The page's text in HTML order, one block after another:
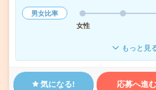
男女比率
女性
もっと見
気になる! 応募へ進む